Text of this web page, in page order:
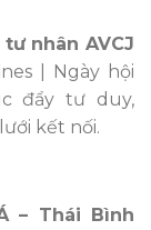
nhân AVCJ
| Ngày hội
đẩy tư duy,
kết nối.
– Thái Bình